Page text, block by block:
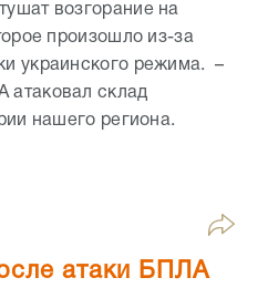
возгорание на
произошло из-за
украинского режима. –
атаковал склад
нашего региона.
атаки БПЛА